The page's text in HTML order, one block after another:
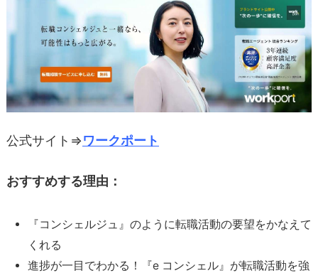
公式サイト⇒ワークポート
おすすめする理由：
『コンシェルジュ』のように転職活動の要望をかなえて
くれる
進捗が一目でわかる！『e コンシェル』が転職活動を強